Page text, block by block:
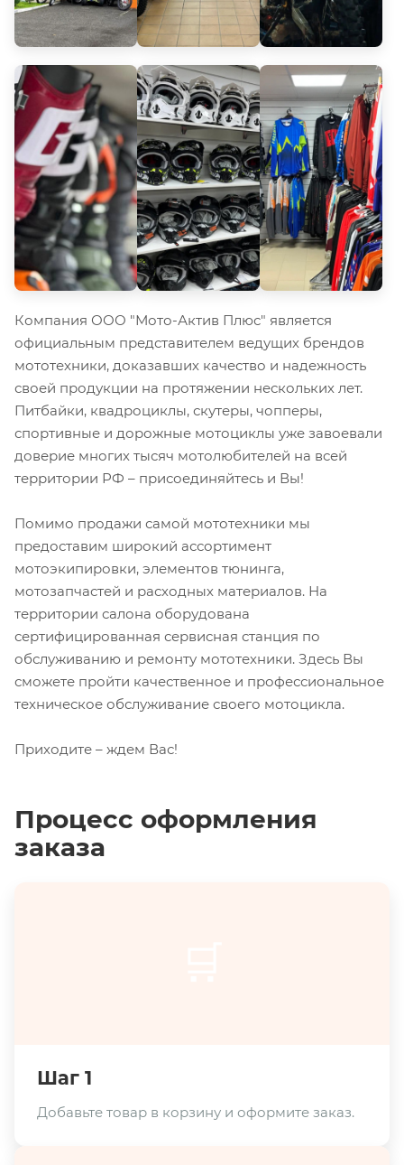
Компания ООО "Мото-Актив Плюс" является
официальным представителем ведущих брендов
мототехники, доказавших качество и надежность
своей продукции на протяжении нескольких лет.
Питбайки, квадроциклы, скутеры, чопперы,
спортивные и дорожные мотоциклы уже завоевали
доверие многих тысяч мотолюбителей на всей
территории РФ – присоединяйтесь и Вы!
Помимо продажи самой мототехники мы
предоставим широкий ассортимент
мотоэкипировки, элементов тюнинга,
мотозапчастей и расходных материалов. На
территории салона оборудована
сертифицированная сервисная станция по
обслуживанию и ремонту мототехники. Здесь Вы
сможете пройти качественное и профессиональное
техническое обслуживание своего мотоцикла.
Приходите – ждем Вас!
Процесс оформления
заказа
Шаг 1
Добавьте товар в корзину и оформите заказ.